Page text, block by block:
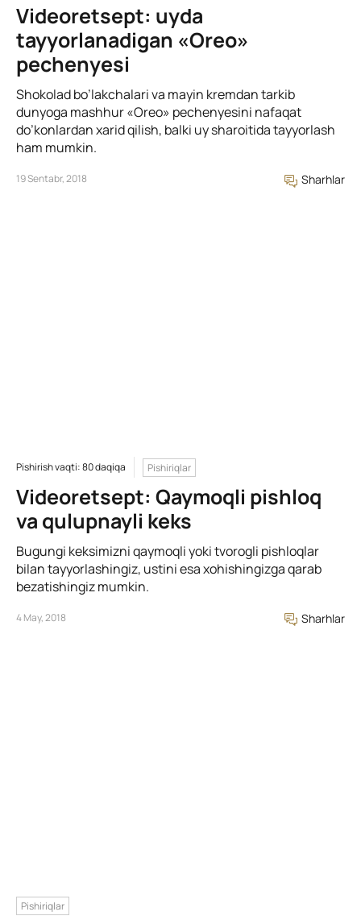
Videoretsept: uyda
tayyorlanadigan «Oreo»
pechenyesi
Shokolad bo’lakchalari va mayin kremdan tarkib
dunyoga mashhur «Oreo» pechenyesini nafaqat
do’konlardan xarid qilish, balki uy sharoitida tayyorlash
ham mumkin.
19 Sentabr, 2018 Sharhlar
Pishirish vaqti: 80 daqiqa Pishiriqlar
Videoretsept: Qaymoqli pishloq
va qulupnayli keks
Bugungi keksimizni qaymoqli yoki tvorogli pishloqlar
bilan tayyorlashingiz, ustini esa xohishingizga qarab
bezatishingiz mumkin.
4 May, 2018 Sharhlar
Pishiriqlar